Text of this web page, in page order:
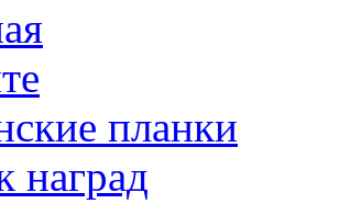
планки
наград